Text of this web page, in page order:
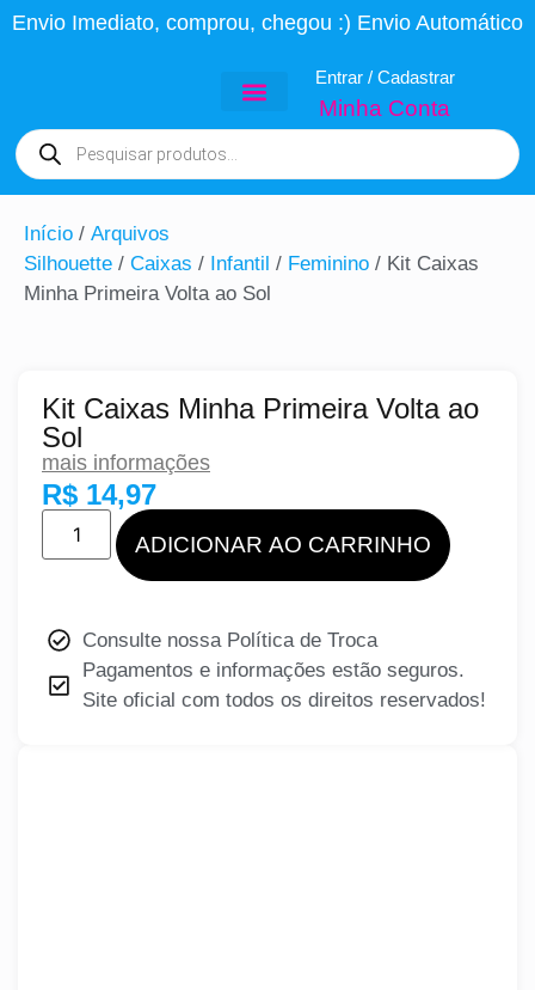
Envio Imediato, comprou, chegou :) Envio Automático
Entrar / Cadastrar
Minha Conta
Início / Arquivos
Silhouette / Caixas / Infantil / Feminino / Kit Caixas
Minha Primeira Volta ao Sol
Kit Caixas Minha Primeira Volta ao
Sol
mais informações
R$ 14,97
ADICIONAR AO CARRINHO
Consulte nossa Política de Troca
Pagamentos e informações estão seguros.
Site oficial com todos os direitos reservados!